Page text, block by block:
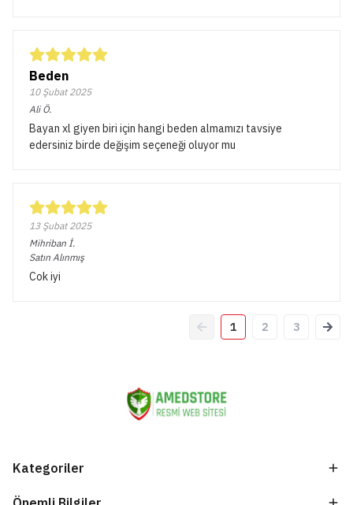
Beden
10 Şubat 2025
Ali Ö.
Bayan xl giyen biri için hangi beden almamızı tavsiye
edersiniz birde değişim seçeneği oluyor mu
13 Şubat 2025
Mihriban İ.
Satın Alınmış
Cok iyi
1 2 3
Kategoriler